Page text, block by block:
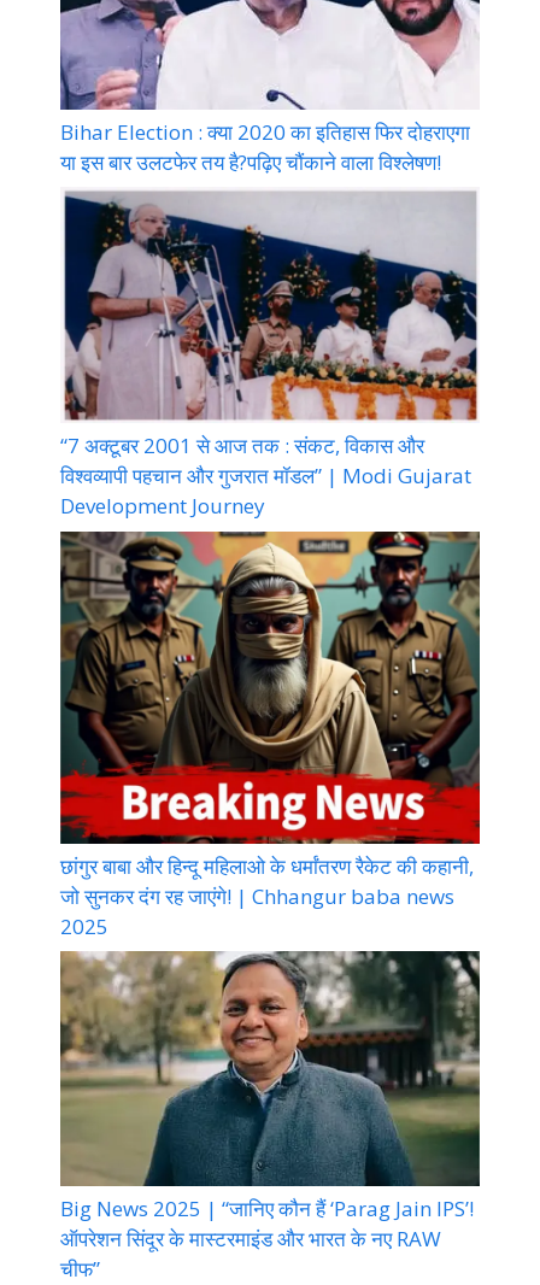
Bihar Election : क्या 2020 का इतिहास फिर दोहराएगा
या इस बार उलटफेर तय है?पढ़िए चौंकाने वाला विश्लेषण!
“7 अक्टूबर 2001 से आज तक : संकट, विकास और
विश्वव्यापी पहचान और गुजरात मॉडल” | Modi Gujarat
Development Journey
छांगुर बाबा और हिन्दू महिलाओ के धर्मांतरण रैकेट की कहानी,
जो सुनकर दंग रह जाएंगे! | Chhangur baba news
2025
Big News 2025 | “जानिए कौन हैं ‘Parag Jain IPS’!
ऑपरेशन सिंदूर के मास्टरमाइंड और भारत के नए RAW
चीफ”